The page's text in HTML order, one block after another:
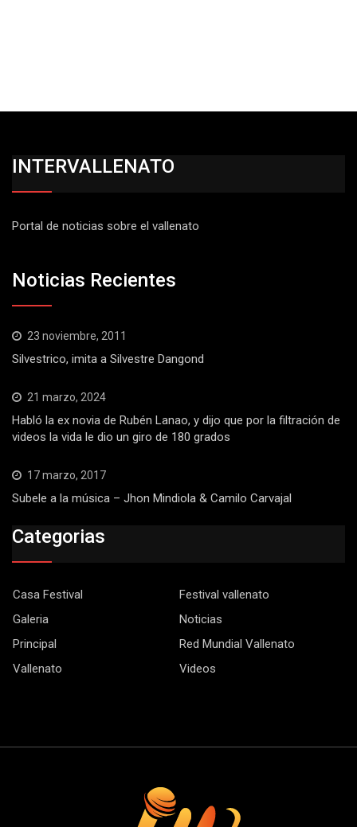
INTERVALLENATO
Portal de noticias sobre el vallenato
Noticias Recientes
23 noviembre, 2011
Silvestrico, imita a Silvestre Dangond
21 marzo, 2024
Habló la ex novia de Rubén Lanao, y dijo que por la filtración de
videos la vida le dio un giro de 180 grados
17 marzo, 2017
Subele a la música – Jhon Mindiola & Camilo Carvajal
Categorias
Casa Festival
Festival vallenato
Galeria
Noticias
Principal
Red Mundial Vallenato
Vallenato
Videos